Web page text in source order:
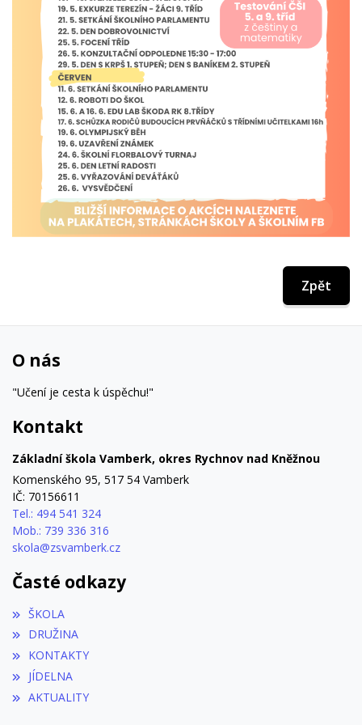
Zpět
O nás
"Učení je cesta k úspěchu!"
Kontakt
Základní škola Vamberk, okres Rychnov nad Kněžnou
Komenského 95, 517 54 Vamberk
IČ: 70156611
Tel.: 494 541 324
Mob.: 739 336 316
skola@zsvamberk.cz
Časté odkazy
ŠKOLA
DRUŽINA
KONTAKTY
JÍDELNA
AKTUALITY